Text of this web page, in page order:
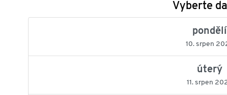
Vyberte
pondělí
10. srpen
úterý
11. srpen